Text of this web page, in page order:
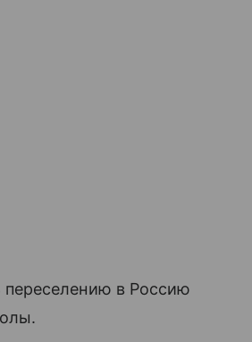
переселению в Россию